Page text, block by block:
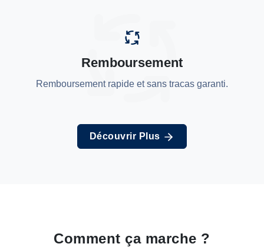
Remboursement
Remboursement rapide et sans tracas garanti.
Découvrir Plus
Comment ça marche ?